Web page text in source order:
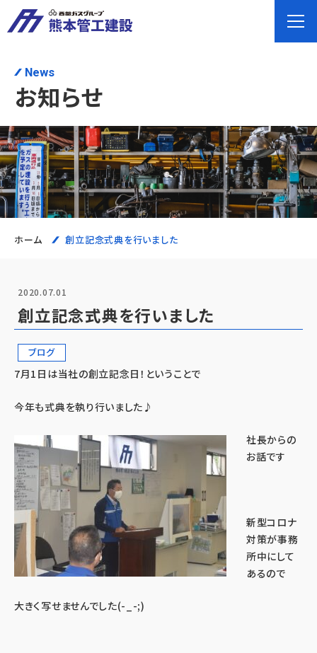
お知らせ
News
ホーム 創立記念式典を行いました
2020.07.01
創立記念式典を行いました
ブログ
7月1日は当社の創立記念日！ということで
今年も式典を執り行いました♪
社長からの
お話です
新型コロナ
対策が事務
所中にして
あるので
大きく写せませんでした(-_-;)